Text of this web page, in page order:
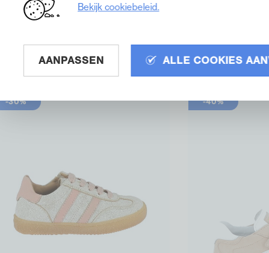
-30% -40%
Bekijk cookiebeleid.
AANPASSEN ALLE COOKIES